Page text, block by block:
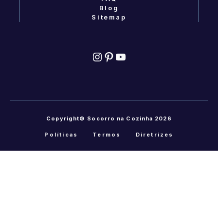
Blog
Sitemap
Instagram
Pinterest
YouTube
Copyright© Socorro na Cozinha 2026
Políticas Termos Diretrizes